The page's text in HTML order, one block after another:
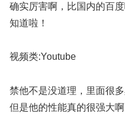
确实厉害啊，比国内的百
知道啦！
视频类:Youtube
禁他不是没道理，里面很
但是他的性能真的很强大啊